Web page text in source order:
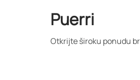
Puerri
Otkrijte široku ponudu